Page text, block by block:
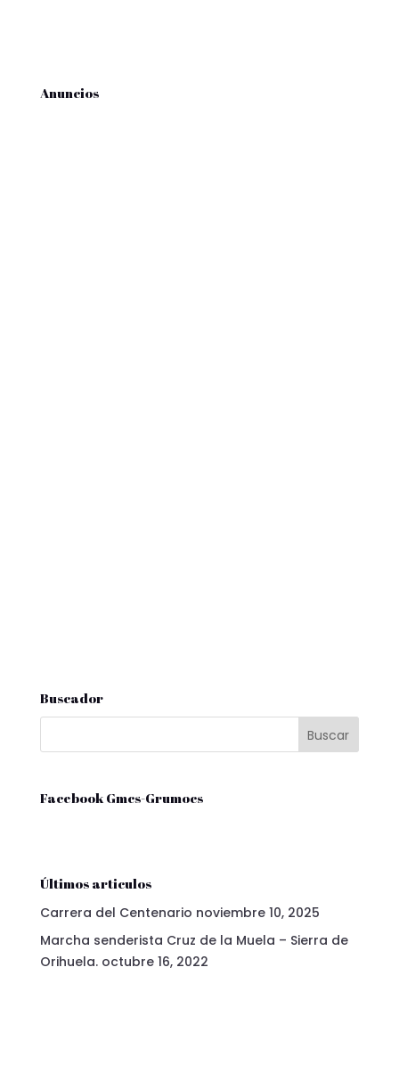
Anuncios
Buscador
Facebook Gmcs-Grumocs
Últimos articulos
Carrera del Centenario noviembre 10, 2025
Marcha senderista Cruz de la Muela – Sierra de
Orihuela. octubre 16, 2022